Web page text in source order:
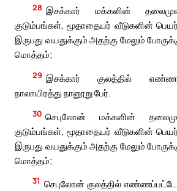
28 இசக்கார் மக்களின்
குடும்பங்கள், மூதாதையர் வீடுகளின்
இருபது வயதுக்கும் அதற்கு மேலும்
மொத்தம்;
29 இசக்கார் குலத்தில்
நாலாயிரத்து நானூறு பேர்.
30 செபுலோன் மக்களின்
குடும்பங்கள், மூதாதையர் வீடுகளின்
இருபது வயதுக்கும் அதற்கு மேலும்
மொத்தம்;
31 செபுலோன் குலத்தில்